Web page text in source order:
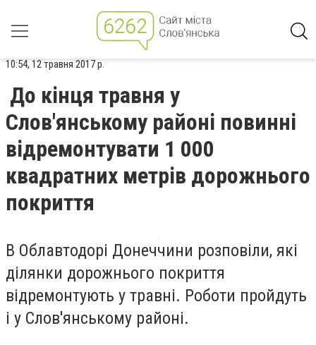
10:54, 12 травня 2017 р.
До кінця травня у
Слов'янському районі повинні
відремонтувати 1 000
квадратних метрів дорожнього
покриття
В Облавтодорі Донеччини розповіли, які
ділянки дорожнього покриття
відремонтують у травні. Роботи пройдуть
і у Слов'янському районі.